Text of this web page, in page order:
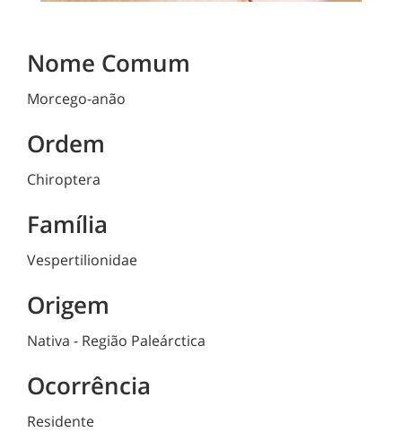
Nome Comum
Morcego-anão
Ordem
Chiroptera
Família
Vespertilionidae
Origem
Nativa - Região Paleárctica
Ocorrência
Residente